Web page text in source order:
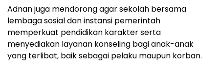
Adnan juga mendorong agar sekolah bersama
lembaga sosial dan instansi pemerintah
memperkuat pendidikan karakter serta
menyediakan layanan konseling bagi anak-anak
yang terlibat, baik sebagai pelaku maupun korban.